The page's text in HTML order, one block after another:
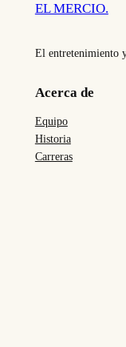
EL MERCIO.
El entretenimiento
Acerca de
Equipo
Historia
Carreras